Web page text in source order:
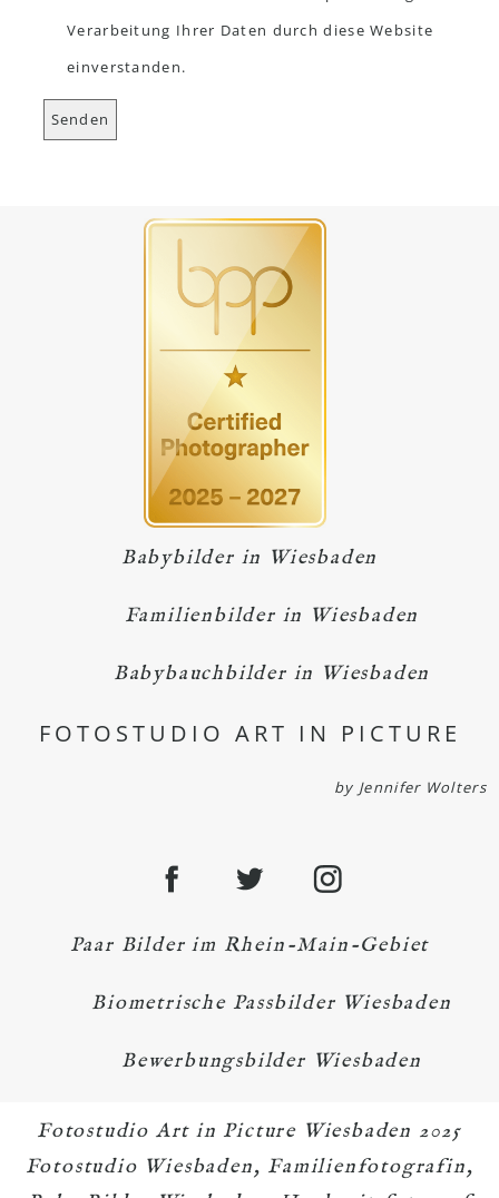
Verarbeitung Ihrer Daten durch diese Website
einverstanden.
Babybilder in Wiesbaden
Familienbilder in Wiesbaden
Babybauchbilder in Wiesbaden
FOTOSTUDIO ART IN PICTURE
by Jennifer Wolters
Paar Bilder im Rhein-Main-Gebiet
Biometrische Passbilder Wiesbaden
Bewerbungsbilder Wiesbaden
Fotostudio Art in Picture Wiesbaden 2025
Fotostudio Wiesbaden, Familienfotografin,